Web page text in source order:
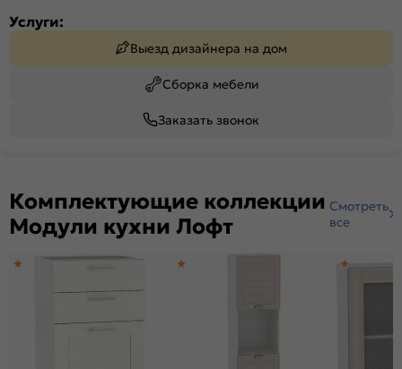
Услуги:
Выезд дизайнера на дом
Сборка мебели
Заказать звонок
Комплектующие коллекции
Модули кухни Лофт
Смотреть
все